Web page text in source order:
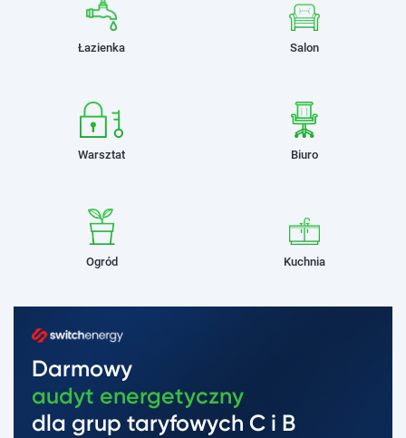
Łazienka Salon
Warsztat Biuro
Ogród Kuchnia
Darmowy
audyt energetyczny
dla grup taryfowych C i B